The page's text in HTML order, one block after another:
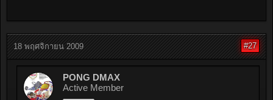
18 พฤศจิกายน 2009 #27
PONG DMAX
Active Member